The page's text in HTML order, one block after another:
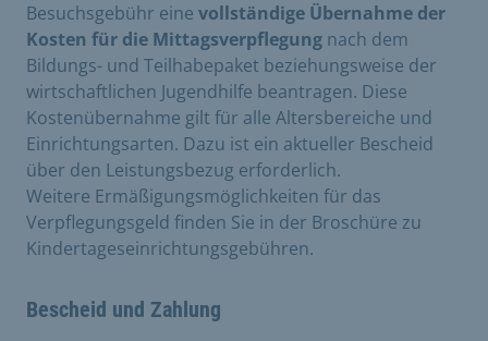
Besuchsgebühr eine vollständige Übernahme der
Kosten für die Mittagsverpflegung nach dem
Bildungs- und Teilhabepaket beziehungsweise der
wirtschaftlichen Jugendhilfe beantragen. Diese
Kostenübernahme gilt für alle Altersbereiche und
Einrichtungsarten. Dazu ist ein aktueller Bescheid
über den Leistungsbezug erforderlich.
Weitere Ermäßigungsmöglichkeiten für das
Verpflegungsgeld finden Sie in der Broschüre zu
Kindertageseinrichtungsgebühren.
Bescheid und Zahlung